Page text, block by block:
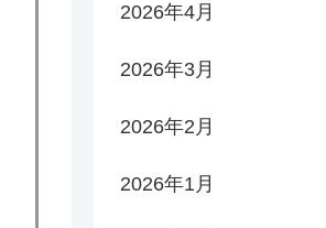
2026年4月
2026年3月
2026年2月
2026年1月